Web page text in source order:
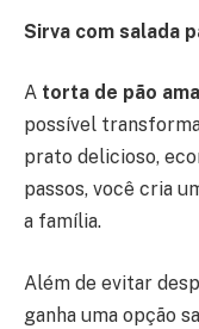
Sirva com salada
A torta de pão
possível
prato delicioso,
passos, você cria
a família.
Além de evitar
ganha uma opção